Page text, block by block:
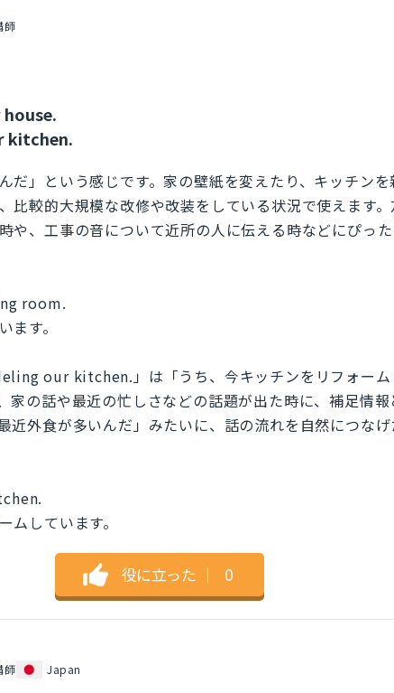
師
kitchen.
だ」という感じです。家の壁紙を変えたり、キッチンを
比較的大規模な改修や改装をしている状況で使えます
や、工事の音について近所の人に伝える時などにぴっ
room.
ます。
our kitchen.」は「うち、今キッチンをリフォーム
家の話や最近の忙しさなどの話題が出た時に、補足情
近外食が多いんだ」みたいに、話の流れを自然につな
ムしています。
役に立った ｜ 0
師
Japan